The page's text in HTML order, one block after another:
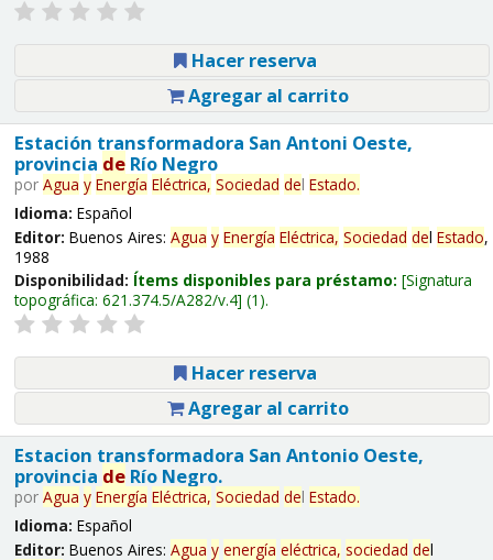
Hacer reserva
Agregar al carrito
Estación transformadora San Antoni Oeste,
provincia deRío Negro
por Agua y Energía Eléctrica, Sociedad del Estado.
Idioma: Español
Editor: Buenos Aires: Agua y Energía Eléctrica, Sociedad del Estado,
1988
Disponibilidad: Ítems disponibles para préstamo: Signatura
topográfica: 621.374.5/A282/v.4 (1).
Hacer reserva
Agregar al carrito
Estacion transformadora San Antonio Oeste,
provincia deRío Negro.
por Agua y Energía Eléctrica, Sociedad del Estado.
Idioma: Español
Editor: Buenos Aires: Agua y energía eléctrica, sociedad del